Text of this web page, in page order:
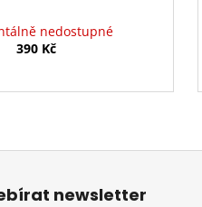
nedostupné
390 Kč
newsletter